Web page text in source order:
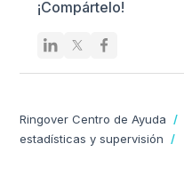
¡Compártelo!
Ringover Centro de Ayuda
estadísticas y supervisión